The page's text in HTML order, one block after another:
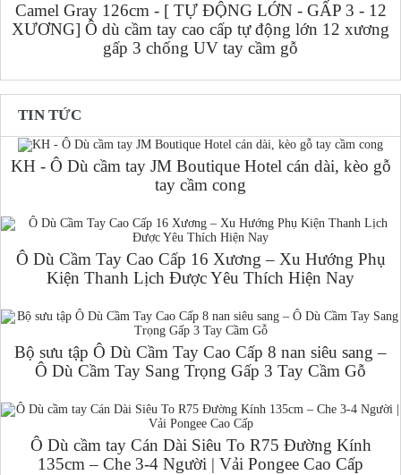
Camel Gray 126cm - [ TỰ ĐỘNG LỚN - GẤP 3 - 12
XƯƠNG] Ô dù cầm tay cao cấp tự động lớn 12 xương
gấp 3 chống UV tay cầm gỗ
TIN TỨC
KH - Ô Dù cầm tay JM Boutique Hotel cán dài, kèo gỗ
tay cầm cong
Ô Dù Cầm Tay Cao Cấp 16 Xương – Xu Hướng Phụ
Kiện Thanh Lịch Được Yêu Thích Hiện Nay
Bộ sưu tập Ô Dù Cầm Tay Cao Cấp 8 nan siêu sang –
Ô Dù Cầm Tay Sang Trọng Gấp 3 Tay Cầm Gỗ
Ô Dù cầm tay Cán Dài Siêu To R75 Đường Kính
135cm – Che 3-4 Người | Vải Pongee Cao Cấp